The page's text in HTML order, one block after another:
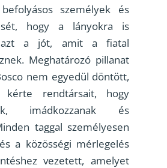
befolyásos személyek és
hogy a lányokra is
azt a jót, amit a fiatal
Meghatározó pillanat
nem egyedül döntött,
kérte rendtársait, hogy
imádkozzanak és
taggal személyesen
a közösségi mérlegelés
vezetett, amelyet